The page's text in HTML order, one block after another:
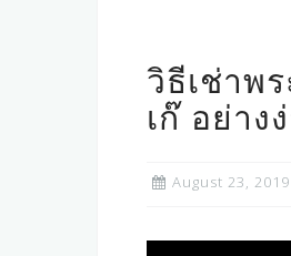
วิธีเช่าพ
เก๊ อย่าง
August 23, 2019